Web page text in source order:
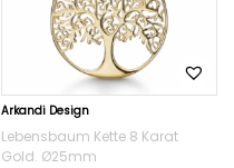
Arkandi Design
Lebensbaum Kette 8 Karat
Gold. Ø25mm